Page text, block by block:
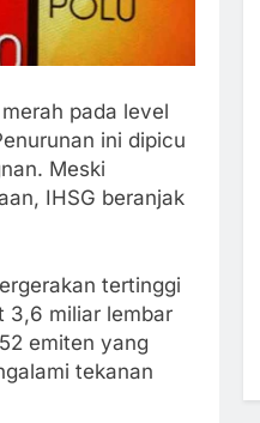
pada level
ini dipicu
Meski
IHSG beranjak
tertinggi
3,6 miliar lembar
emiten yang
tekanan